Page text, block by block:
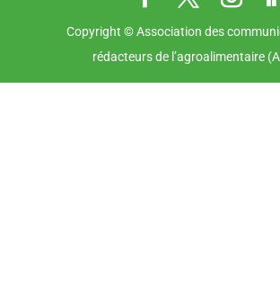
Copyright © Association des
rédacteurs de l’agroalimentaire